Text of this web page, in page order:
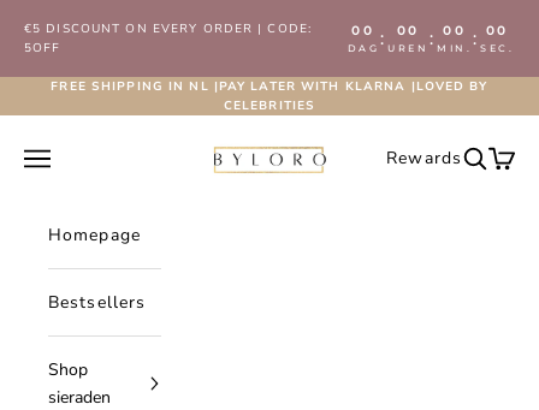
€5 DISCOUNT ON EVERY ORDER | CODE:
5OFF
00
DAG : 00
UREN : 00
MIN. : 00
SEC.
FREE SHIPPING IN NL |PAY LATER WITH KLARNA |LOVED BY
CELEBRITIES
Byloro.com
Navigatiemenu openen RewardsZoeken
Homepage
Bestsellers
Shop
sieraden